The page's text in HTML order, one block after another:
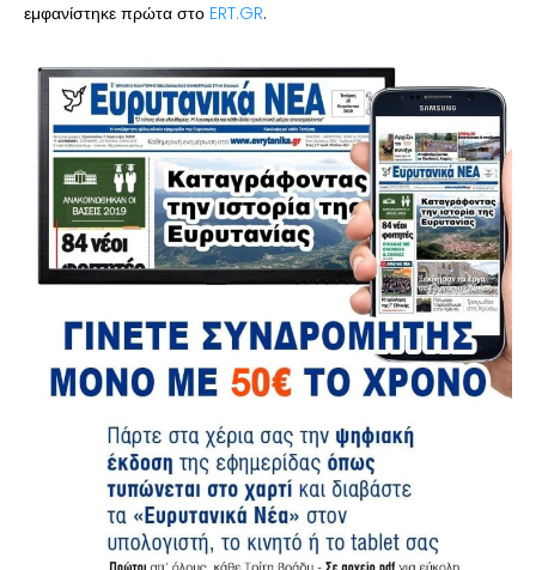
εμφανίστηκε πρώτα στο ERT.GR.